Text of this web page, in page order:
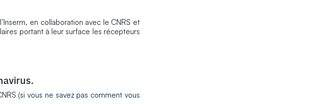
en collaboration avec le CNRS et
portant à leur surface les récepteurs
(si vous ne savez pas comment vous